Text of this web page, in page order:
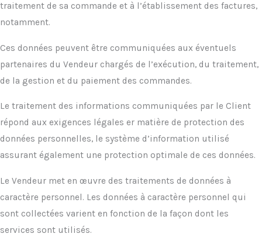
traitement de sa commande et à l’établissement des factures,
notamment.
Ces données peuvent être communiquées aux éventuels
partenaires du Vendeur chargés de l’exécution, du traitement,
de la gestion et du paiement des commandes.
Le traitement des informations communiquées par le Client
répond aux exigences légales er matière de protection des
données personnelles, le système d’information utilisé
assurant également une protection optimale de ces données.
Le Vendeur met en œuvre des traitements de données à
caractère personnel. Les données à caractère personnel qui
sont collectées varient en fonction de la façon dont les
services sont utilisés.